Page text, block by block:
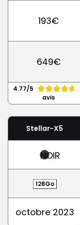
193€
649€
4.77/5
avis
Stellar-X5
NOIR
128Go
octobre 2023